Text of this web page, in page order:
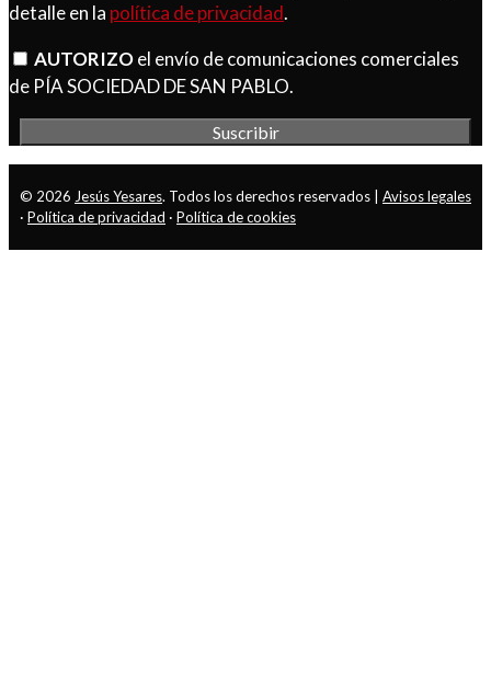
detalle en la política de privacidad.
AUTORIZOel envío de comunicaciones comerciales
de PÍA SOCIEDAD DE SAN PABLO.
© 2026 Jesús Yesares. Todos los derechos reservados | Avisos legales
· Política de privacidad · Política de cookies